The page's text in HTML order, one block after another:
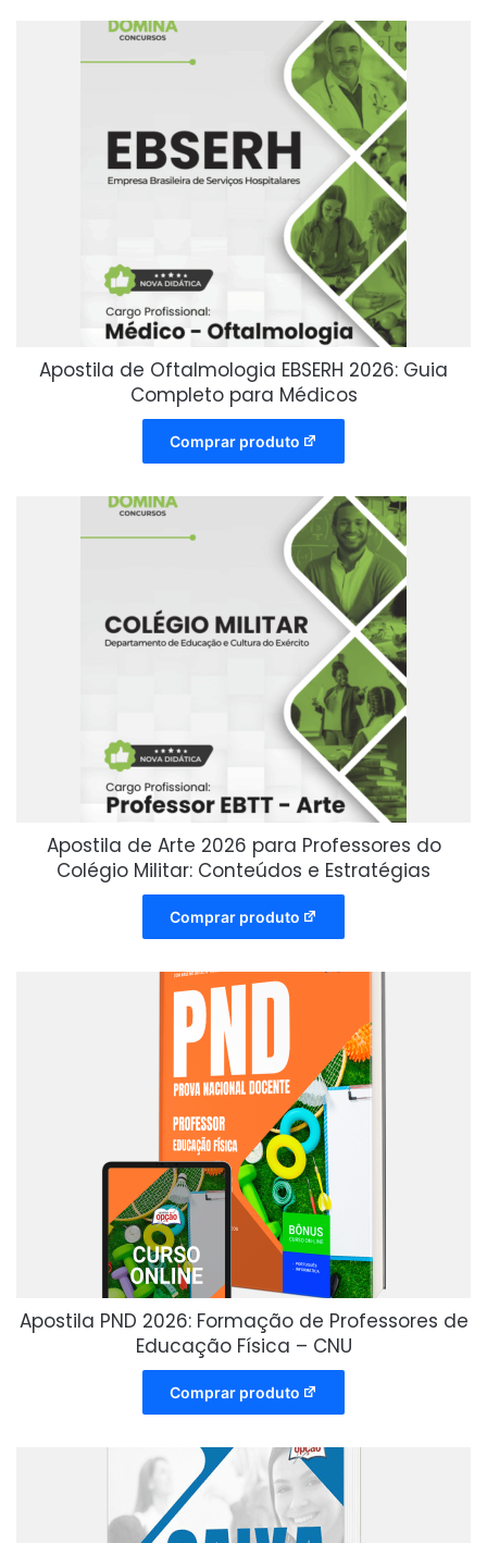
Apostila de Oftalmologia EBSERH 2026: Guia
Completo para Médicos
Comprar produto
Apostila de Arte 2026 para Professores do
Colégio Militar: Conteúdos e Estratégias
Comprar produto
Apostila PND 2026: Formação de Professores de
Educação Física – CNU
Comprar produto